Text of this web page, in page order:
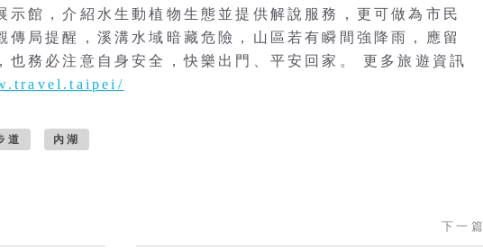
示館，介紹水生動植物生態並提供解說服務，更可做為市民
傳局提醒，溪溝水域暗藏危險，山區若有瞬間強降雨，應留
也務必注意自身安全，快樂出門、平安回家。 更多旅遊資訊
道 內湖
下一篇